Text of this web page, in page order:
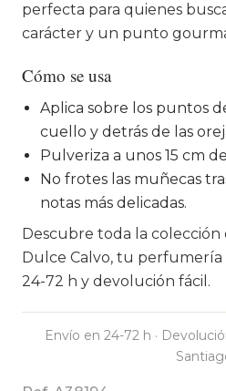
perfecta para quienes
carácter y un punto
Cómo se usa
Aplica sobre los puntos
cuello y detrás de las
Pulveriza a unos 15 cm
No frotes las muñecas
notas más delicadas.
Descubre toda la colección
Dulce Calvo, tu perfumería
24-72 h y devolución fácil.
Envío en 24-72 h ·